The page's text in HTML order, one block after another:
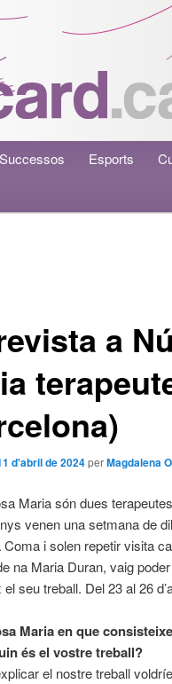
Successos Esports
a
d'abril de 2024perMagdalena
Maria són dues
venen una setmana de
Coma i solen repetir visita
na Maria Duran, vaig
seu treball. Del 23 al 26
Maria en que
és el vostre treball?
el nostre treball